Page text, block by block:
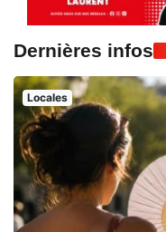
Dernières infos
Locales